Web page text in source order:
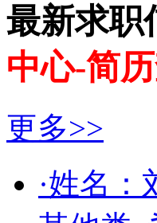
最新求职
中心-简
更多>>
·姓名：